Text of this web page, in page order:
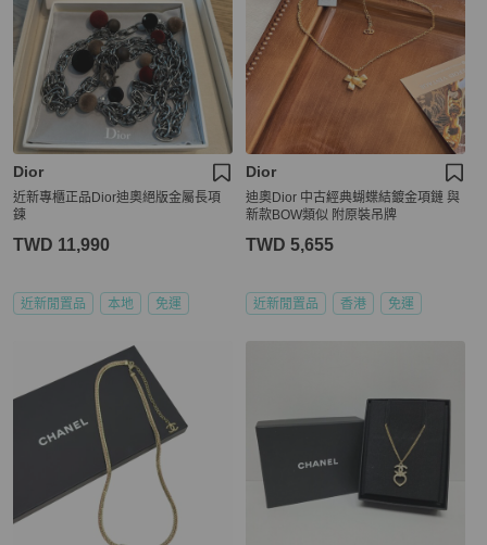
Dior
近新專櫃正品Dior迪奧絕版金屬長項
鍊
TWD 11,990
近新閒置品 本地 免運
Dior
迪奧Dior 中古經典蝴蝶結鍍金項鏈 與
新款BOW類似 附原裝吊牌
TWD 5,655
近新閒置品 香港 免運